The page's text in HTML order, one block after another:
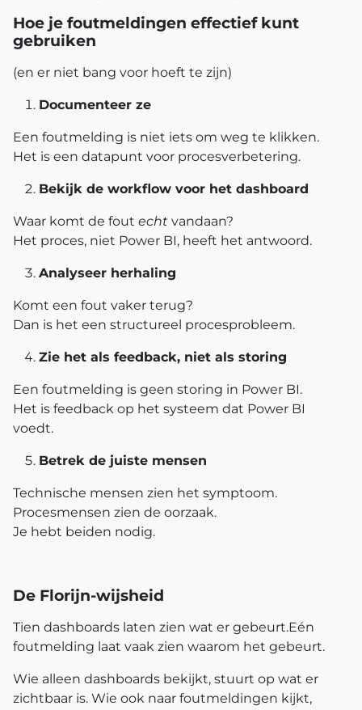
Hoe je foutmeldingen effectief kunt
gebruiken
(en er niet bang voor hoeft te zijn)
Documenteer ze
Een foutmelding is niet iets om weg te klikken.
Het is een datapunt voor procesverbetering.
Bekijk de workflow voor het dashboard
Waar komt de fout echt vandaan?
Het proces, niet Power BI, heeft het antwoord.
Analyseer herhaling
Komt een fout vaker terug?
Dan is het een structureel procesprobleem.
Zie het als feedback, niet als storing
Een foutmelding is geen storing in Power BI.
Het is feedback op het systeem dat Power BI
voedt.
Betrek de juiste mensen
Technische mensen zien het symptoom.
Procesmensen zien de oorzaak.
Je hebt beiden nodig.
De Florijn‑wijsheid
Tien dashboards laten zien wat er gebeurt.Eén
foutmelding laat vaak zien waarom het gebeurt.
Wie alleen dashboards bekijkt, stuurt op wat er
zichtbaar is. Wie ook naar foutmeldingen kijkt,